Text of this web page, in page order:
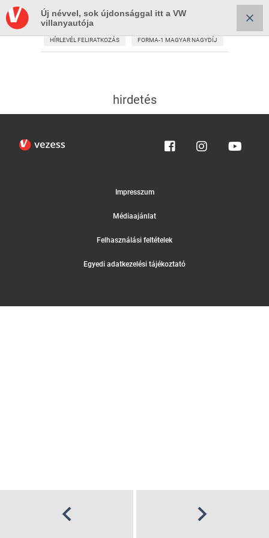
HÍRLEVÉL FELIRATKOZÁS FORMA-1 MAGYAR NAGYDÍJ
Új névvel, sok újdonsággal itt a VW
villanyautója
hirdetés
Impresszum
Médiaajánlat
Felhasználási feltételek
Egyedi adatkezelési tájékoztató